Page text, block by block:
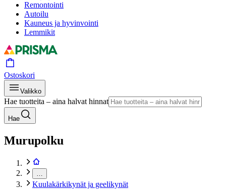
Remontointi
Autoilu
Kauneus ja hyvinvointi
Lemmikit
Ostoskori
Valikko
Hae tuotteita – aina halvat hinnat
Hae
Murupolku
Kuulakärkikynät ja geelikynät